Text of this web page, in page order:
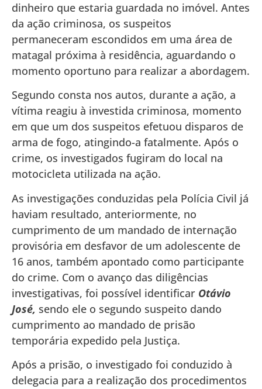
dinheiro que estaria guardada no imóvel. Antes
da ação criminosa, os suspeitos
permaneceram escondidos em uma área de
matagal próxima à residência, aguardando o
momento oportuno para realizar a abordagem.
Segundo consta nos autos, durante a ação, a
vítima reagiu à investida criminosa, momento
em que um dos suspeitos efetuou disparos de
arma de fogo, atingindo-a fatalmente. Após o
crime, os investigados fugiram do local na
motocicleta utilizada na ação.
As investigações conduzidas pela Polícia Civil já
haviam resultado, anteriormente, no
cumprimento de um mandado de internação
provisória em desfavor de um adolescente de
16 anos, também apontado como participante
do crime. Com o avanço das diligências
investigativas, foi possível identificar Otávio
José, sendo ele o segundo suspeito dando
cumprimento ao mandado de prisão
temporária expedido pela Justiça.
Após a prisão, o investigado foi conduzido à
delegacia para a realização dos procedimentos